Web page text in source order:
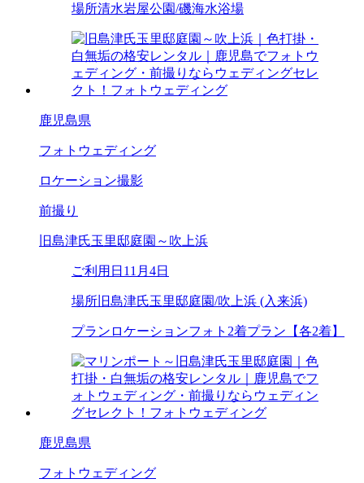
場所清水岩屋公園/磯海水浴場
鹿児島県
フォトウェディング
ロケーション撮影
前撮り
旧島津氏玉里邸庭園～吹上浜
ご利用日 11月4日
場所 旧島津氏玉里邸庭園/吹上浜 (入来浜)
プラン ロケーションフォト2着プラン【各2着】
鹿児島県
フォトウェディング